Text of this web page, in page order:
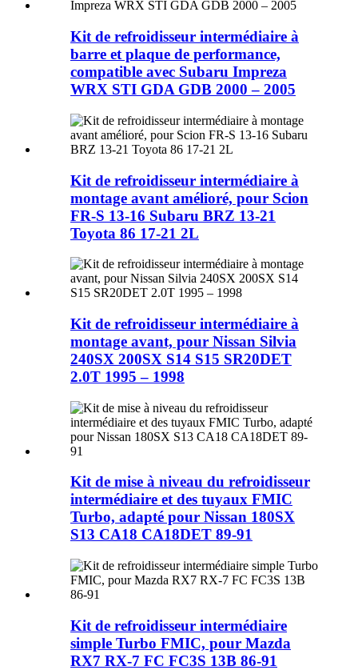
Kit de refroidisseur intermédiaire à
barre et plaque de performance,
compatible avec Subaru Impreza
WRX STI GDA GDB 2000 – 2005
Kit de refroidisseur intermédiaire à
montage avant amélioré, pour Scion
FR-S 13-16 Subaru BRZ 13-21
Toyota 86 17-21 2L
Kit de refroidisseur intermédiaire à
montage avant, pour Nissan Silvia
240SX 200SX S14 S15 SR20DET
2.0T 1995 – 1998
Kit de mise à niveau du refroidisseur
intermédiaire et des tuyaux FMIC
Turbo, adapté pour Nissan 180SX
S13 CA18 CA18DET 89-91
Kit de refroidisseur intermédiaire
simple Turbo FMIC, pour Mazda
RX7 RX-7 FC FC3S 13B 86-91